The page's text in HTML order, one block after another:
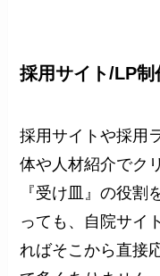
採用サイト/LP制
採用サイトや採用
体や人材紹介でク
『受け皿』の役割
っても、自院サイ
ればそこから直接